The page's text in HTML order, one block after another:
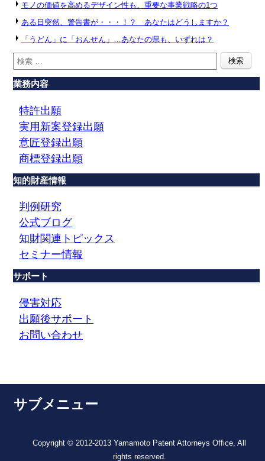
モノの価値を高めるデザイン性も、重要な事業戦略の1つ
ある日突然、警告書が・・・！？ あなたはどうしますか？
「うどん」に「おんせん」…あなたの県も、いずれは？
業務内容
特許出願
実用新案登録出願
意匠登録出願
商標登録出願
知的財産情報
判例研究
公式ブログ
知財関連トピックス
セミナー情報
サポート
侵害対応
出願後サポート
お問い合わせ
サブメニュー
Copyright © 2012-2013 Yamamoto Patent Attorneys Office, All
rights reserved.